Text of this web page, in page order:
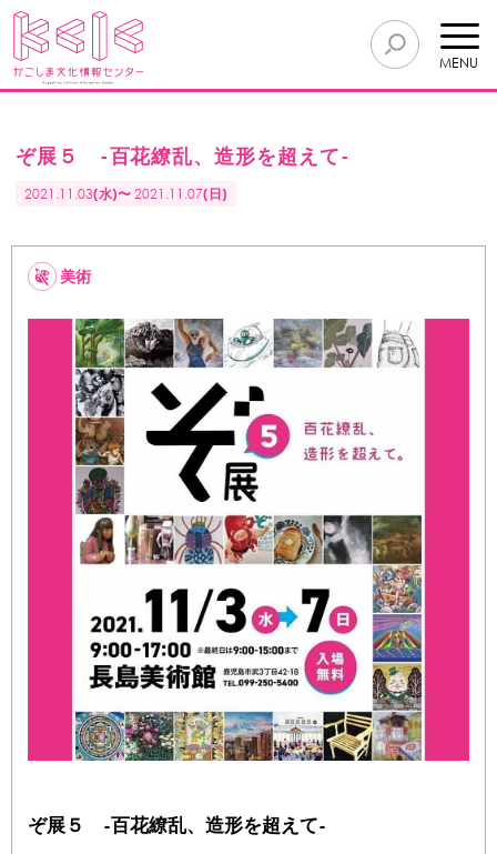
MENU
ぞ展５ -百花繚乱、造形を超えて-
2021.11.03(水)〜2021.11.07(日)
美術
ぞ展５ -百花繚乱、造形を超えて-